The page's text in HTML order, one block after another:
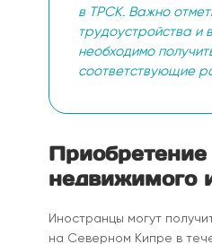
в ТРСК. Важно
трудоустройства и
необходимо
соответствующие
Приобретение
недвижимого
Иностранцы могут
на Северном Кипре в